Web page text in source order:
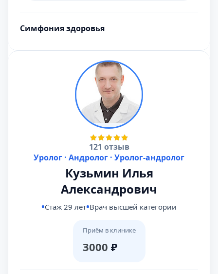
Симфония здоровья
121 отзыв
Уролог · Андролог · Уролог-андролог
Кузьмин Илья
Александрович
Стаж 29 лет Врач высшей категории
Приём в клинике
3000 ₽